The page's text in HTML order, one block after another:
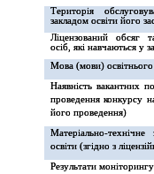
Територія
закладом освіти його
Ліцензований обсяг
осіб, які навчаються у
Мова (мови)
Наявність вакантних
проведення конкурсу
його проведення)
Матеріально-технічне
освіти (згідно з
Результати моніторингу